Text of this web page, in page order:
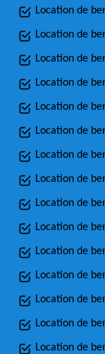
Location de
Location de
Location de
Location de
Location de
Location de
Location de
Location de
Location de
Location de
Location de
Location de
Location de
Location de
Location de